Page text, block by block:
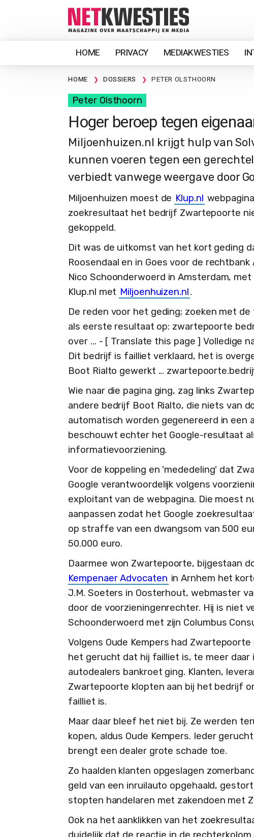
HOME PRIVACY MEDIAKWESTIES
HOME DOSSIERS PETER OLSTHOORN
Peter Olsthoorn
Hoger beroep tegen
Miljoenhuizen.nl krijgt hulp van
kunnen voeren tegen een
verbiedt vanwege weergave door
Miljoenhuizen moest de Klup.nl
zoekresultaat het bedrijf Zwartepoorte
gekoppeld.
Dit was de uitkomst van het kort geding
Roosendaal en in Goes voor de
Nico Schoonderwoerd in Amsterdam,
Klup.nl met Miljoenhuizen.nl.
De reden voor het geding; zoeken met de
als eerste resultaat op: zwartepoorte
over ... - [ Translate this page ] Volledige
Dit bedrijf is failliet verklaard, het is
Boot Rialto gewerkt ...
Wie naar die pagina ging, zag links
andere bedrijf Boot Rialto, die niets van
automatisch worden gegenereerd in een
beschouwt echter het Google-resultaat
informatievoorziening.
Voor de koppeling en 'mededeling' dat
Google verantwoordelijk volgens
exploitant van de webpagina. Die moest
aanpassen zodat het Google
op straffe van een dwangsom van 500
50.000 euro.
Daarmee won Zwartepoorte, bijgestaan
Kempenaer Advocaten in Arnhem het
J.M. Soeters in Oosterhout, webmaster
door de voorzieningenrechter. Hij is niet
Schoonderwoerd met zijn Columbus
Volgens Oude Kempers had
het gerucht dat hij failliet is, te meer daar
autodealers bankroet ging. Klanten,
Zwartepoorte klopten aan bij het bedrijf
failliet is.
Maar daar bleef het niet bij. Ze werden
kopen, aldus Oude Kempers. Ieder
brengt een dealer grote schade toe.
Zo haalden klanten opgeslagen
geld van een inruilauto opgehaald,
stopten handelaren met zakendoen met
Ook na het aanklikken van het
duidelijk dat de reactie in de